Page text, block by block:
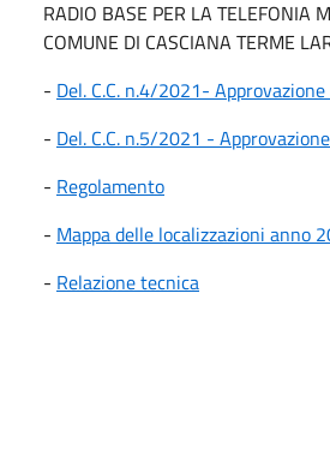
RADIO BASE PER LA TELEFONIA
COMUNE DI CASCIANA TERME
- Del. C.C. n.4/2021-
- Del. C.C. n.5/2021 -
- Regolamento
- Mappa delle localizzazioni anno
- Relazione tecnica